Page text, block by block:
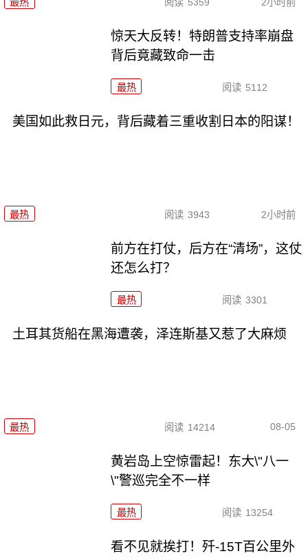
惊天大反转！特朗普支持率崩盘
背后竟藏致命一击
最热 阅读 5112
美国如此救日元，背后藏着三重收割日本的阳谋！
最热 阅读 3943 2小时前
前方在打仗，后方在“清场”，这仗
还怎么打？
最热 阅读 3301
土耳其货船在黑海遭袭，泽连斯基又惹了大麻烦
最热 阅读 14214 08-05
黄岩岛上空惊雷起！东大\"八一
\"警巡完全不一样
最热 阅读 13254
看不见就挨打！歼-15T百公里外